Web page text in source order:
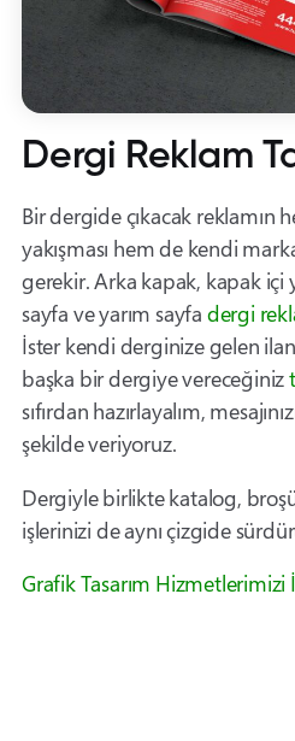
Dergi Reklam
Bir dergide çıkacak reklamın
yakışması hem de kendi
gerekir. Arka kapak, kapak içi
sayfa ve yarım sayfa dergi
İster kendi derginize gelen
başka bir dergiye vereceğiniz
sıfırdan hazırlayalım,
şekilde veriyoruz.
Dergiyle birlikte katalog,
işlerinizi de aynı çizgide
Grafik Tasarım